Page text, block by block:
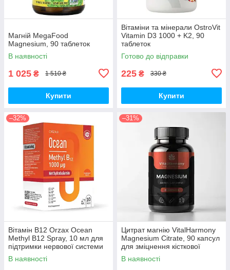
Магній MegaFood
Magnesium, 90 таблеток
В наявності
1 025 ₴ 1 510 ₴
Купити
Вітаміни та мінерали OstroVit
Vitamin D3 1000 + K2, 90
таблеток
Готово до відправки
225 ₴ 330 ₴
Купити
–32%
Вітамін B12 Orzax Ocean
Methyl B12 Spray, 10 мл для
підтримки нервової системи
В наявності
–31%
Цитрат магнію VitalHarmony
Magnesium Citrate, 90 капсул
для зміцнення кісткової
тканини
В наявності